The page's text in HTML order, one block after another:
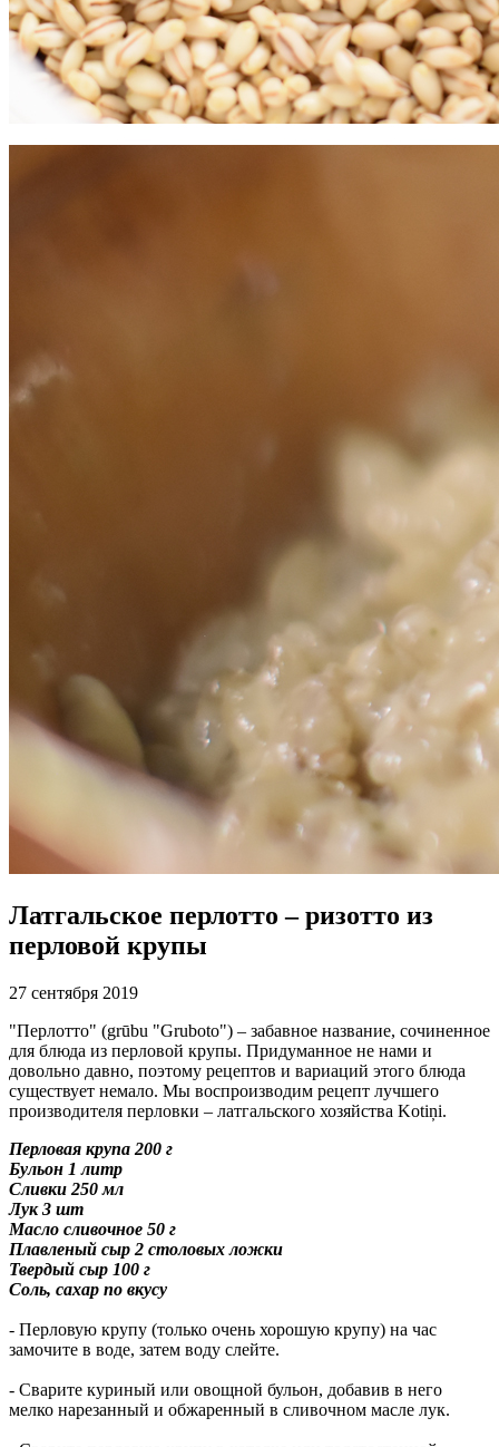
Латгальское перлотто – ризотто из
перловой крупы
27 сентября 2019
"Перлотто" (grūbu "Gruboto") – забавное название, сочиненное
для блюда из перловой крупы. Придуманное не нами и
довольно давно, поэтому рецептов и вариаций этого блюда
существует немало. Мы воспроизводим рецепт лучшего
производителя перловки – латгальского хозяйства Kotiņi.
Перловая крупа 200 г
Бульон 1 литр
Сливки 250 мл
Лук 3 шт
Масло сливочное 50 г
Плавленый сыр 2 столовых ложки
Твердый сыр 100 г
Соль, сахар по вкусу
- Перловую крупу (только очень хорошую крупу) на час
замочите в воде, затем воду слейте.
- Сварите куриный или овощной бульон, добавив в него
мелко нарезанный и обжаренный в сливочном масле лук.